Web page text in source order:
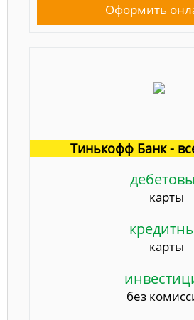
Оформить
Тинькофф Банк -
карты
карты
без